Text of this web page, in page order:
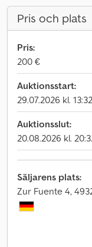
Pris och plats
Pris:
200 €
Auktionsstart:
29.07.2026 kl. 13:32
Auktionsslut:
20.08.2026 kl.
Säljarens plats:
Zur Fuente 4,